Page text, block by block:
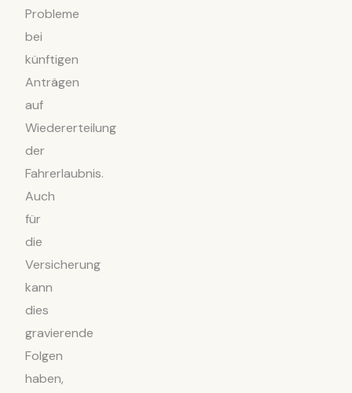
Probleme
bei
künftigen
Anträgen
auf
Wiedererteilung
der
Fahrerlaubnis.
Auch
für
die
Versicherung
kann
dies
gravierende
Folgen
haben,